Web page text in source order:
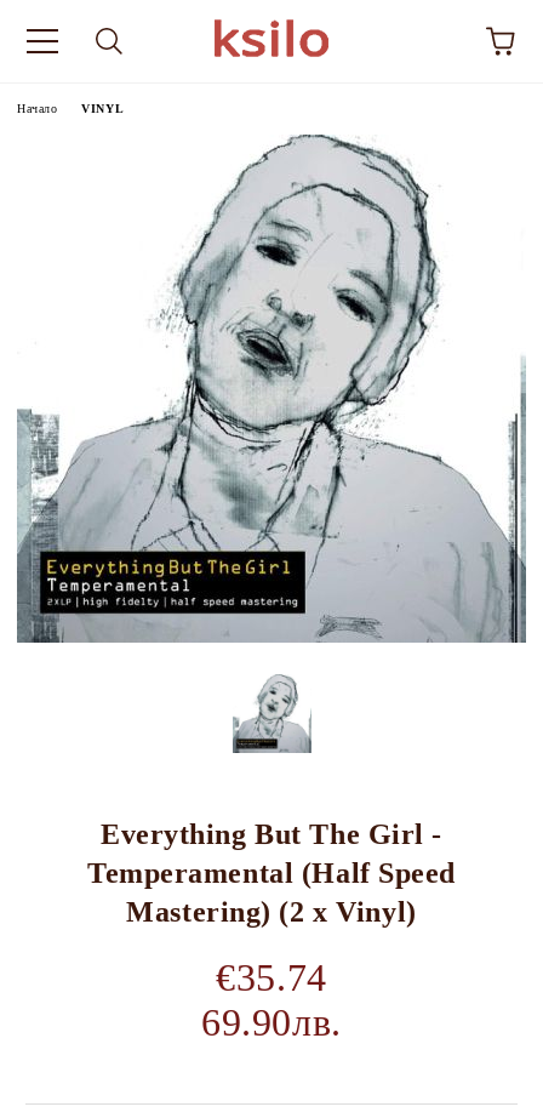
Начало VINYL
Everything But The Girl -
Temperamental (Half Speed
Mastering) (2 x Vinyl)
€35.74
69.90лв.